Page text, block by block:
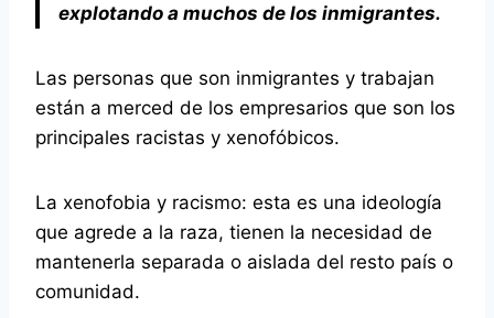
explotando a muchos de los inmigrantes.
Las personas que son inmigrantes y trabajan
están a merced de los empresarios que son los
principales racistas y xenofóbicos.
La xenofobia y racismo: esta es una ideología
que agrede a la raza, tienen la necesidad de
mantenerla separada o aislada del resto país o
comunidad.